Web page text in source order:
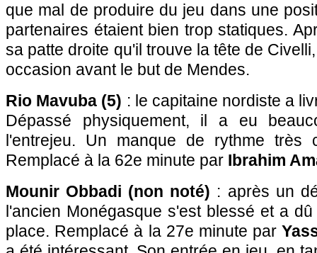
que mal de produire du jeu dans une
partenaires étaient bien trop statiques.
sa patte droite qu'il trouve la tête de
occasion avant le but de Mendes.
Rio Mavuba (5) : le capitaine nordiste a
Dépassé physiquement, il a eu
l'entrejeu. Un manque de rythme très
Remplacé à la 62e minute par Ibrahim
Mounir Obbadi (non noté) : après un
l'ancien Monégasque s'est blessé et a
place. Remplacé à la 27e minute par